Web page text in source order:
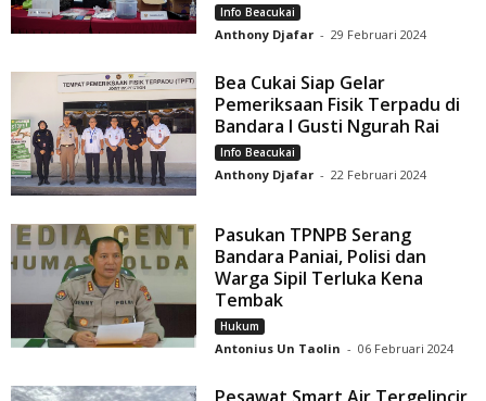
Info Beacukai
Anthony Djafar - 29 Februari 2024
Bea Cukai Siap Gelar
Pemeriksaan Fisik Terpadu di
Bandara I Gusti Ngurah Rai
Info Beacukai
Anthony Djafar - 22 Februari 2024
Pasukan TPNPB Serang
Bandara Paniai, Polisi dan
Warga Sipil Terluka Kena
Tembak
Hukum
Antonius Un Taolin - 06 Februari 2024